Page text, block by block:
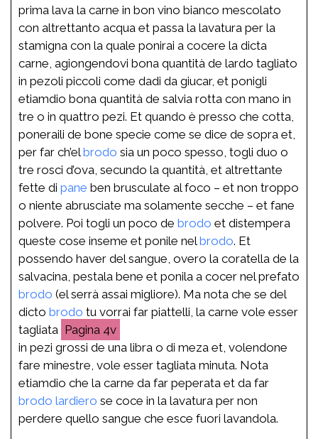
prima lava la carne in bon vino bianco mescolato
con altrettanto acqua et passa la lavatura per la
stamigna con la quale ponirai a cocere la dicta
carne, agiongendovi bona quantità de lardo tagliato
in pezoli piccoli come dadi da giucar, et ponigli
etiamdio bona quantità de salvia rotta con mano in
tre o in quattro pezi. Et quando è presso che cotta,
poneraili de bone specie come se dice de sopra et,
per far ch’elbrodo sia un poco spesso, togli duo o
tre rosci d’ova, secundo la quantità, et altrettante
fette di pane ben brusculate al foco – et non troppo
o niente abrusciate ma solamente secche – et fane
polvere. Poi togli un poco de brodo et distempera
queste cose inseme et ponile nelbrodo. Et
possendo haver del sangue, overo la coratella de la
salvacina, pestala bene et ponila a cocer nel prefato
brodo (el serrà assai migliore). Ma nota che se del
dicto brodo tu vorrai far piattelli, la carne vole esser
tagliata
4v
in pezi grossi de una libra o di meza et, volendone
fare minestre, vole esser tagliata minuta. Nota
etiamdio che la carne da far peperata et da far
brodo lardiero se coce in la lavatura per non
perdere quello sangue che esce fuori lavandola.